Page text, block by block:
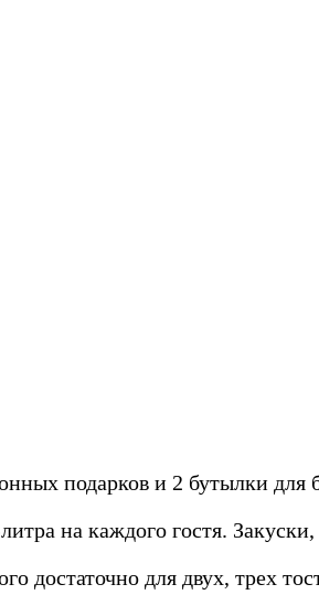
подарков и 2 бутылки для
на каждого гостя.
достаточно для двух, трех